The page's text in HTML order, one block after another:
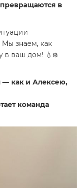
в
Мы знаем, как
в ваш дом! 💧❄️
— как и Алексею,
команда